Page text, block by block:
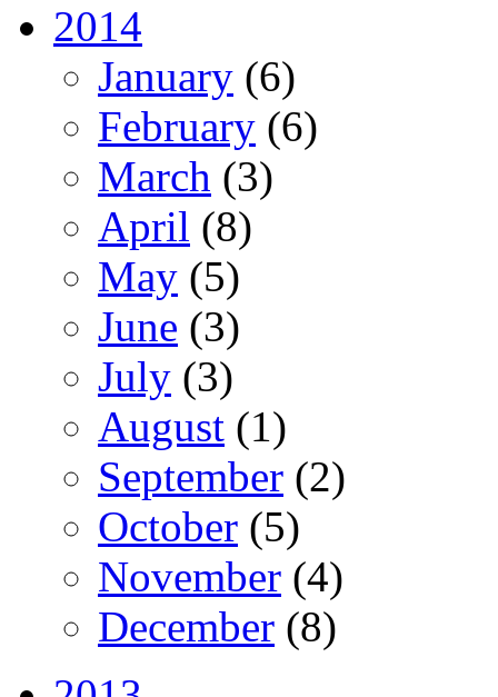
2014
January (6)
February (6)
March (3)
April (8)
May (5)
June (3)
July (3)
August (1)
September (2)
October (5)
November (4)
December (8)